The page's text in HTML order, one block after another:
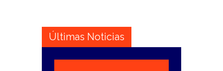
Últimas Noticias